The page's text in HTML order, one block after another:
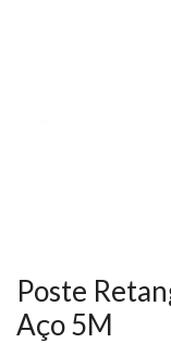
Poste
Aço 5M